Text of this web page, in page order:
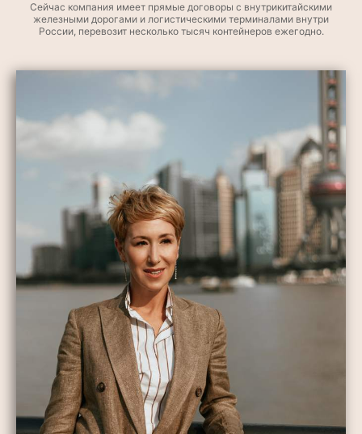
Сейчас компания имеет прямые договоры с внутрикитайскими
железными дорогами и логистическими терминалами внутри
России, перевозит несколько тысяч контейнеров ежегодно.